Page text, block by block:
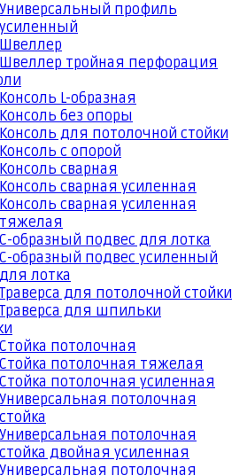
Универсальный профиль
усиленный
Швеллер
Швеллер тройная перфорация
Консоль L-образная
Консоль без опоры
Консоль для потолочной стойки
Консоль с опорой
Консоль сварная
Консоль сварная усиленная
Консоль сварная усиленная
тяжелая
С-образный подвес для лотка
С-образный подвес усиленный
для лотка
Траверса для потолочной стойки
Траверса для шпильки
Стойка потолочная
Стойка потолочная тяжелая
Стойка потолочная усиленная
Универсальная потолочная
стойка
Универсальная потолочная
стойка двойная усиленная
Универсальная потолочная